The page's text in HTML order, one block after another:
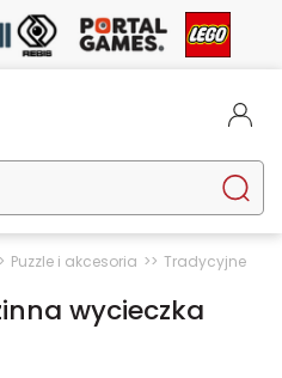
Puzzle i akcesoria Tradycyjne
wycieczka